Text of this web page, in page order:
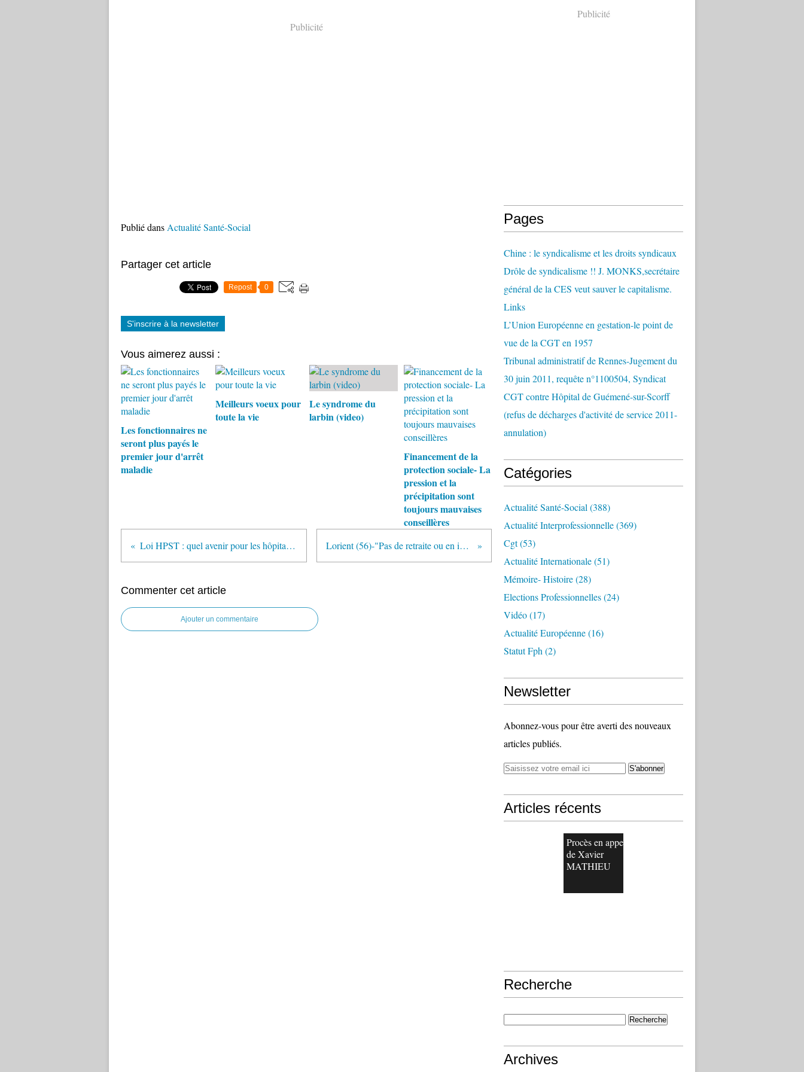
Publicité
Publié dans Actualité Santé-Social
Partager cet article
Repost 0
S'inscrire à la newsletter
Vous aimerez aussi :
Les fonctionnaires ne
seront plus payés le
premier jour d'arrêt
maladie
Meilleurs voeux pour
toute la vie
Le syndrome du
larbin (video)
Financement de la
protection sociale- La
pression et la
précipitation sont
toujours mauvaises
conseillères
Loi HPST : quel avenir pour les hôpitaux locaux ? Lorient (56)-"Pas de retraite ou en invalidité..."
Commenter cet article
Ajouter un commentaire
Publicité
Pages
Chine : le syndicalisme et les droits syndicaux
Drôle de syndicalisme !! J. MONKS,secrétaire
général de la CES veut sauver le capitalisme.
Links
L’Union Européenne en gestation-le point de
vue de la CGT en 1957
Tribunal administratif de Rennes-Jugement du
30 juin 2011, requête n°1100504, Syndicat
CGT contre Hôpital de Guémené-sur-Scorff
(refus de décharges d'activité de service 2011-
annulation)
Catégories
Actualité Santé-Social (388)
Actualité Interprofessionnelle(369)
Cgt(53)
Actualité Internationale(51)
Mémoire- Histoire(28)
Elections Professionnelles(24)
Vidéo(17)
Actualité Européenne(16)
Statut Fph (2)
Newsletter
Abonnez-vous pour être averti des nouveaux
articles publiés.
Articles récents
Procès en appel
de Xavier
MATHIEU
Recherche
Archives